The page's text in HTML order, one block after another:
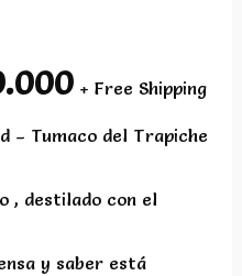
Rango
de
precios:
desde
+ Free Shipping
– Tumaco del Trapiche
, destilado con el
y saber está